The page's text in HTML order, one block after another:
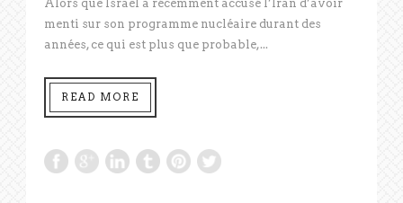
Alors que Israël a récemment accusé l’Iran d’avoir
menti sur son programme nucléaire durant des
années, ce qui est plus que probable,...
READ MORE